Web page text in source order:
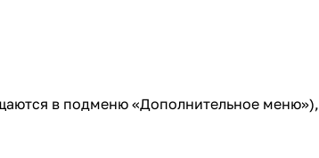
в подменю «Дополнительное меню»),